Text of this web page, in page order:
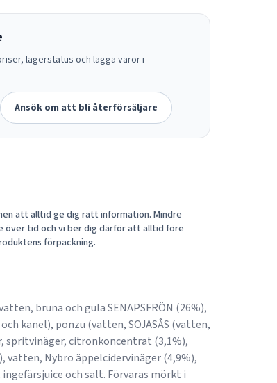
lagerstatus och lägga varor i
Ansök om att bli återförsäljare
att alltid ge dig rätt information. Mindre
över tid och vi ber dig därför att alltid före
förpackning.
bruna och gula SENAPSFRÖN (26%),
kanel), ponzu (vatten, SOJASÅS (vatten,
spritvinäger, citronkoncentrat (3,1%),
Nybro äppelcidervinäger (4,9%),
ingefärsjuice och salt. Förvaras mörkt i